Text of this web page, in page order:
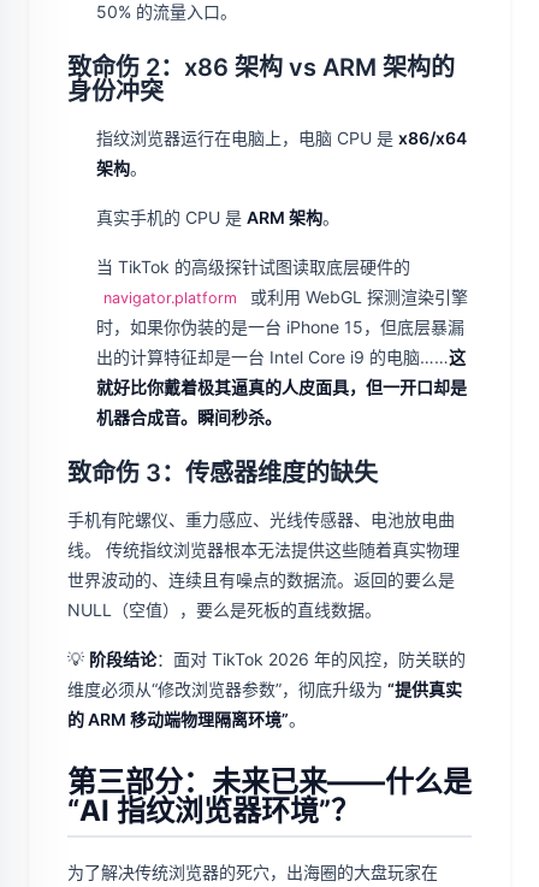
50% 的流量入口。
致命伤 2：x86 架构 vs ARM 架构的
身份冲突
指纹浏览器运行在电脑上，电脑 CPU 是 x86/x64
架构。
真实手机的 CPU 是 ARM 架构。
当 TikTok 的高级探针试图读取底层硬件的
navigator.platform
或利用 WebGL 探测渲染引擎
时，如果你伪装的是一台 iPhone 15，但底层暴漏
出的计算特征却是一台 Intel Core i9 的电脑……这
就好比你戴着极其逼真的人皮面具，但一开口却是
机器合成音。瞬间秒杀。
致命伤 3：传感器维度的缺失
手机有陀螺仪、重力感应、光线传感器、电池放电曲
线。 传统指纹浏览器根本无法提供这些随着真实物理
世界波动的、连续且有噪点的数据流。返回的要么是
NULL（空值），要么是死板的直线数据。
💡 阶段结论：面对 TikTok 2026 年的风控，防关联的
维度必须从“修改浏览器参数”，彻底升级为 “提供真实
的 ARM 移动端物理隔离环境”。
第三部分：未来已来——什么是
“AI 指纹浏览器环境”？
为了解决传统浏览器的死穴，出海圈的大盘玩家在